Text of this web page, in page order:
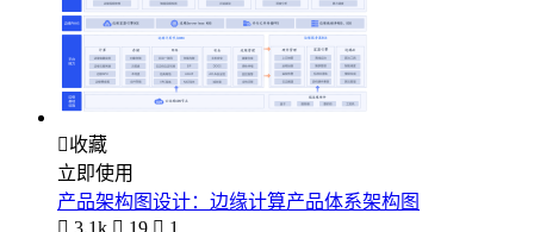
收藏
立即使用
产品架构图设计：边缘计算产品体系架构图
 3.1k  19  1